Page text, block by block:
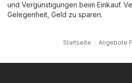
und Vergünstigungen beim Einkauf.
Gelegenheit, Geld zu sparen.
Startseite Angebote